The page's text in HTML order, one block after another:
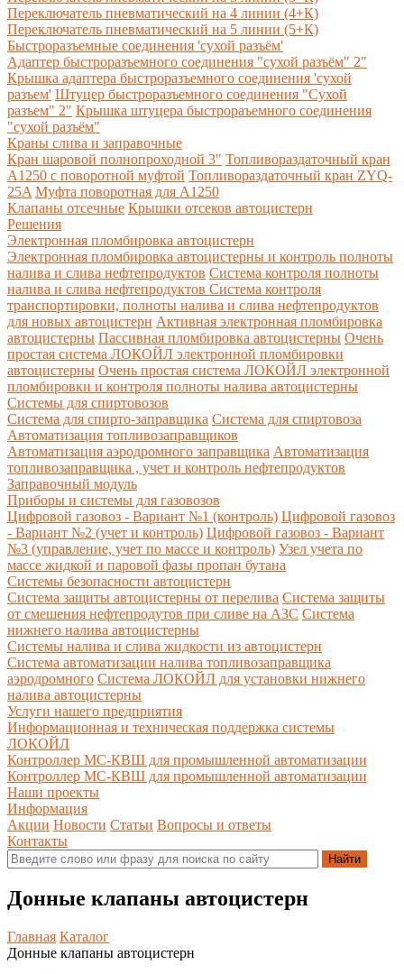
Переключатель пневматический на 4 линии (4+К)
Переключатель пневматический на 5 линии (5+К)
Быстроразъемные соединения 'сухой разъём'
Адаптер быстроразъемного соединения "сухой разъём" 2"
Крышка адаптера быстроразъемного соединения 'сухой
разъем' Штуцер быстроразъемного соединения "Сухой
разъем" 2" Крышка штуцера быстрораъемного соединения
"сухой разъём"
Краны слива и заправочные
Кран шаровой полнопроходной 3" Топливораздаточный кран
A1250 с поворотной муфтой Топливораздаточный кран ZYQ-
25A Муфта поворотная для А1250
Клапаны отсечные Крышки отсеков автоцистерн
Решения
Электронная пломбировка автоцистерн
Электронная пломбировка автоцистерны и контроль полноты
налива и слива нефтепродуктов Система контроля полноты
налива и слива нефтепродуктов Система контроля
транспортировки, полноты налива и слива нефтепродуктов
для новых автоцистерн Активная электронная пломбировка
автоцистерны Пассивная пломбировка автоцистерны Очень
простая система ЛОКОЙЛ электронной пломбировки
автоцистерны Очень простая система ЛОКОЙЛ электронной
пломбировки и контроля полноты налива автоцистерны
Системы для спиртовозов
Система для спирто-заправщика Система для спиртовоза
Автоматизация топливозаправщиков
Автоматизация аэродромного заправщика Автоматизация
топливозаправщика , учет и контроль нефтепродуктов
Заправочный модуль
Приборы и системы для газовозов
Цифровой газовоз - Вариант №1 (контроль) Цифровой газовоз
- Вариант №2 (учет и контроль) Цифровой газовоз - Вариант
№3 (управление, учет по массе и контроль) Узел учета по
массе жидкой и паровой фазы пропан бутана
Системы безопасности автоцистерн
Система защиты автоцистерны от перелива Система защиты
от смешения нефтепродутов при сливе на АЗС Система
нижнего налива автоцистерны
Системы налива и слива жидкости из автоцистерн
Система автоматизации налива топливозаправщика
аэродромного Система ЛОКОЙЛ для установки нижнего
налива автоцистерны
Услуги нашего предприятия
Информационная и техническая поддержка системы
ЛОКОЙЛ
Контроллер МС-КВШ для промышленной автоматизации
Контроллер МС-КВШ для промышленной автоматизации
Наши проекты
Информация
Акции Новости Статьи Вопросы и ответы
Контакты
Донные клапаны автоцистерн
Главная Каталог
Донные клапаны автоцистерн